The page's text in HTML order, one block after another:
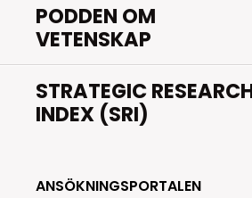
PODDEN OM
VETENSKAP
STRATEGIC
INDEX (SRI)
ANSÖKNINGSPORTALEN